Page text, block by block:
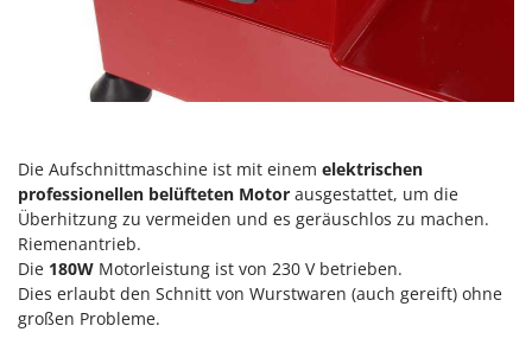
Zinkeneggen
Zubehör für Rasentraktoren
M.A.I.BO.
Macom
Macte Ovens
MAMMAMIA
Marcato
Marina Systems
Master
Mastercook
Die Aufschnittmaschine ist mit einem elektrischen
professionellen belüfteten Motor ausgestattet, um die
Überhitzung zu vermeiden und es geräuschlos zu machen.
Riemenantrieb.
Die 180W Motorleistung ist von 230 V betrieben.
Dies erlaubt den Schnitt von Wurstwaren (auch gereift) ohne
großen Probleme.